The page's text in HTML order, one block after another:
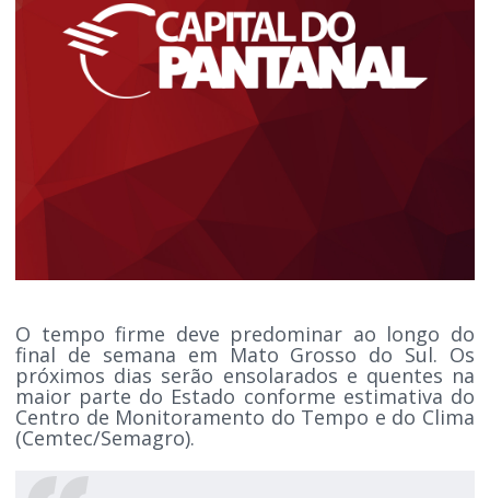
O tempo firme deve predominar ao longo do
final de semana em Mato Grosso do Sul. Os
próximos dias serão ensolarados e quentes na
maior parte do Estado conforme estimativa do
Centro de Monitoramento do Tempo e do Clima
(Cemtec/Semagro).